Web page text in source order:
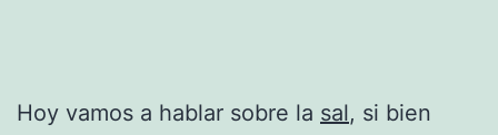
Hoy vamos a hablar sobre la sal, si bien